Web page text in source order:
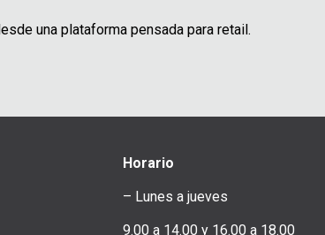
una plataforma pensada para retail.
Horario
– Lunes a jueves
9.00 a 14.00 y 16.00 a 18.00